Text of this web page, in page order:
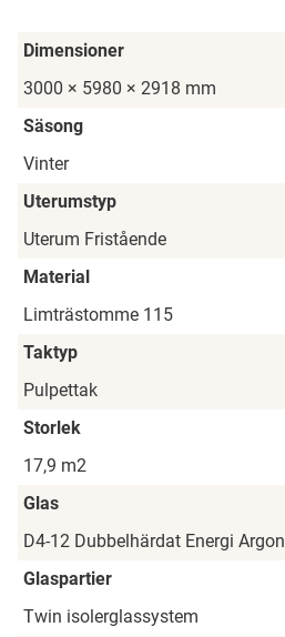
Dimensioner
3000 × 5980 × 2918 mm
Säsong
Vinter
Uterumstyp
Uterum Fristående
Material
Limträstomme 115
Taktyp
Pulpettak
Storlek
17,9 m2
Glas
D4-12 Dubbelhärdat Energi Argon
Glaspartier
Twin isolerglassystem